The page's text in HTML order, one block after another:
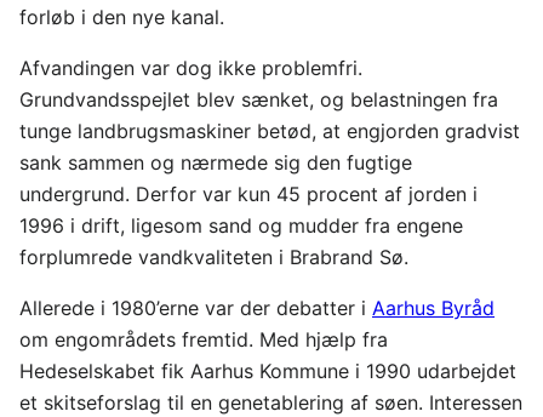
forløb i den nye kanal.
Afvandingen var dog ikke problemfri.
Grundvandsspejlet blev sænket, og belastningen fra
tunge landbrugsmaskiner betød, at engjorden gradvist
sank sammen og nærmede sig den fugtige
undergrund. Derfor var kun 45 procent af jorden i
1996 i drift, ligesom sand og mudder fra engene
forplumrede vandkvaliteten i Brabrand Sø.
Allerede i 1980’erne var der debatter i Aarhus Byråd
om engområdets fremtid. Med hjælp fra
Hedeselskabet fik Aarhus Kommune i 1990 udarbejdet
et skitseforslag til en genetablering af søen. Interessen